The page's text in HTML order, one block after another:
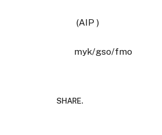
(AIP )
myk/gso/fmo
SHARE.